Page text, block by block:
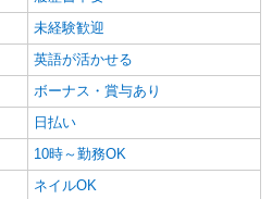
未経験歓迎
英語が活かせる
ボーナス・賞与あり
日払い
10時～勤務OK
ネイルOK